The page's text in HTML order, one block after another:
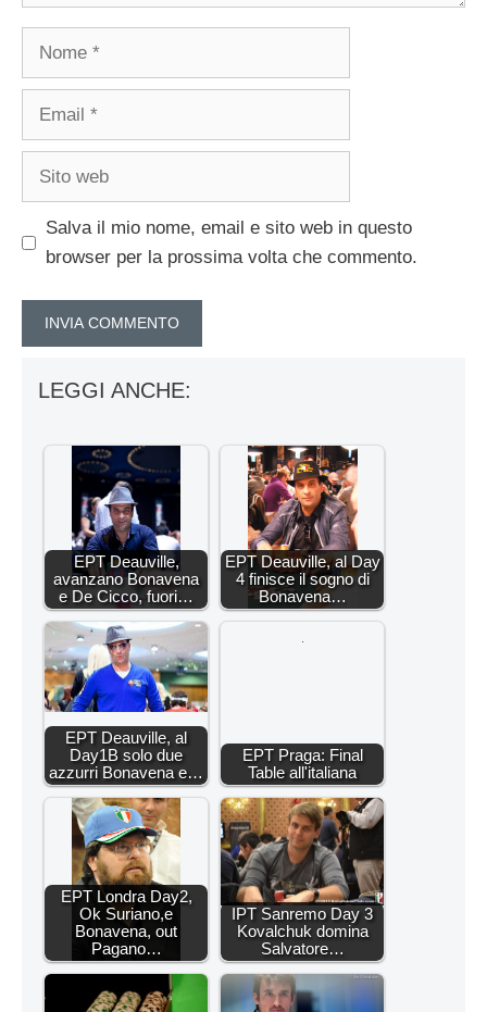
Nome
Email
Sito
Salva il mio nome, email e sito web in questo
browser per la prossima volta che commento.
LEGGI ANCHE:
EPT Deauville,
avanzano Bonavena
e De Cicco, fuori…
EPT Deauville, al Day
4 finisce il sogno di
Bonavena…
EPT Deauville, al
Day1B solo due
azzurri Bonavena e…
EPT Praga: Final
Table all'italiana
EPT Londra Day2,
Ok Suriano,e
Bonavena, out
Pagano…
IPT Sanremo Day 3
Kovalchuk domina
Salvatore…